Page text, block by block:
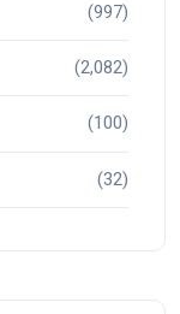
(997)
(2,082)
(100)
(32)